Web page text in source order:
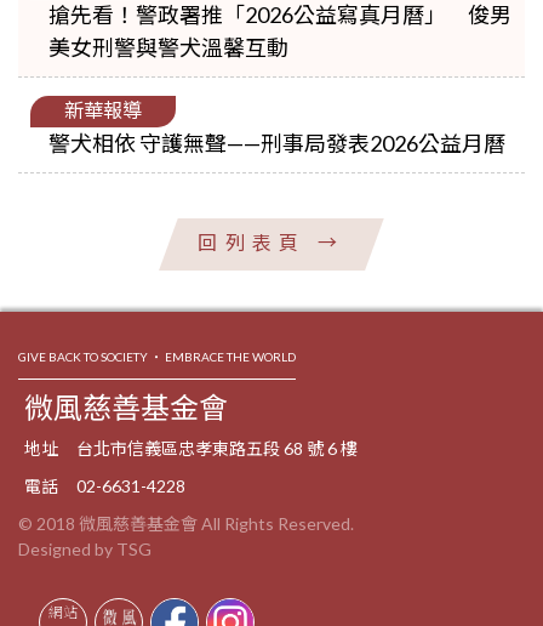
搶先看！警政署推「2026公益寫真月曆」 俊男
美女刑警與警犬溫馨互動
新華報導
警犬相依 守護無聲——刑事局發表2026公益月曆
回列表頁→
GIVE BACK TO SOCIETY ‧ EMBRACE THE WORLD
微風慈善基金會
地址
台北市信義區忠孝東路五段 68 號 6 樓
電話
02-6631-4228
© 2018 微風慈善基金會 All Rights Reserved.
Designed by TSG
網站